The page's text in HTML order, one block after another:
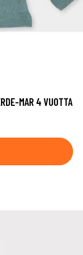
MAR 4 VUOTTA